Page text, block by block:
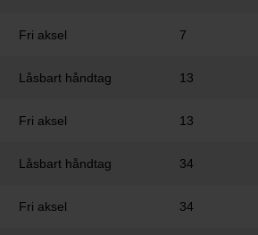
Fri aksel 7
Låsbart håndtag 13
Fri aksel 13
Låsbart håndtag 34
Fri aksel 34